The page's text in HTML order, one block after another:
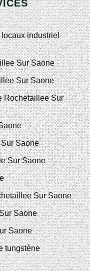
industriel
Sur Saone
Sur Saone
Rochetaillee Sur
Saone
Sur Saone
Sur Saone
Saone
Saone
tungstène